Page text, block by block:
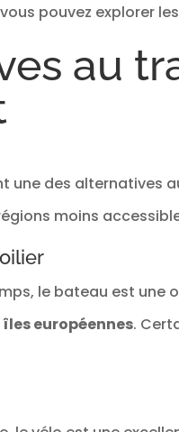
pouvez explorer
au
une des alternatives
moins
le bateau est
îles européennes.